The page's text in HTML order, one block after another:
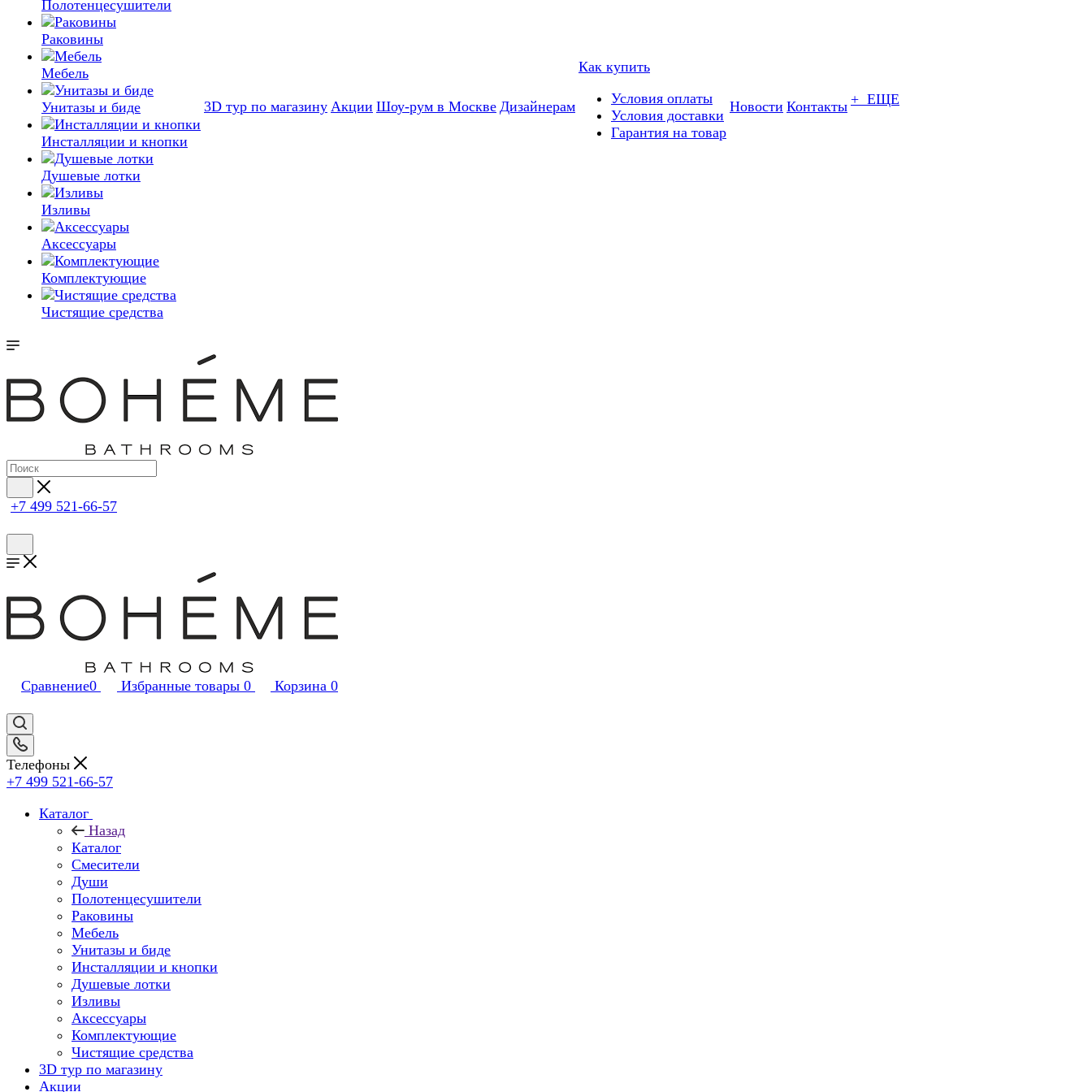
Полотенцесушители
Раковины
Мебель
Унитазы и биде
Инсталляции и кнопки
Душевые лотки
Изливы
Аксессуары
Комплектующие
Чистящие средства
3D тур по магазину Акции Шоу-рум в Москве Дизайнерам
Как купить
Условия оплаты
Условия доставки
Гарантия на товар
Новости Контакты + ЕЩЕ
+7 499 521-66-57
Сравнение0 Избранные товары 0 Корзина 0
Телефоны
+7 499 521-66-57
Каталог
Назад
Каталог
Смесители
Души
Полотенцесушители
Раковины
Мебель
Унитазы и биде
Инсталляции и кнопки
Душевые лотки
Изливы
Аксессуары
Комплектующие
Чистящие средства
3D тур по магазину
Акции